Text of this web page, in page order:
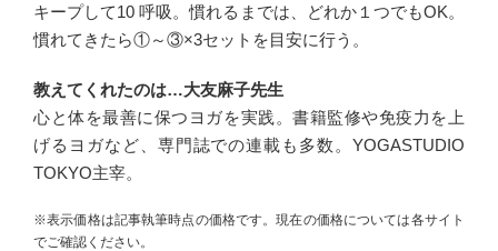
キープして10 呼吸。慣れるまでは、どれか１つでもOK。
慣れてきたら①～③×3セットを目安に行う。
教えてくれたのは…大友麻子先生
心と体を最善に保つヨガを実践。書籍監修や免疫力を上
げるヨガなど、専門誌での連載も多数。YOGASTUDIO
TOKYO主宰。
※表示価格は記事執筆時点の価格です。現在の価格については各サイト
でご確認ください。